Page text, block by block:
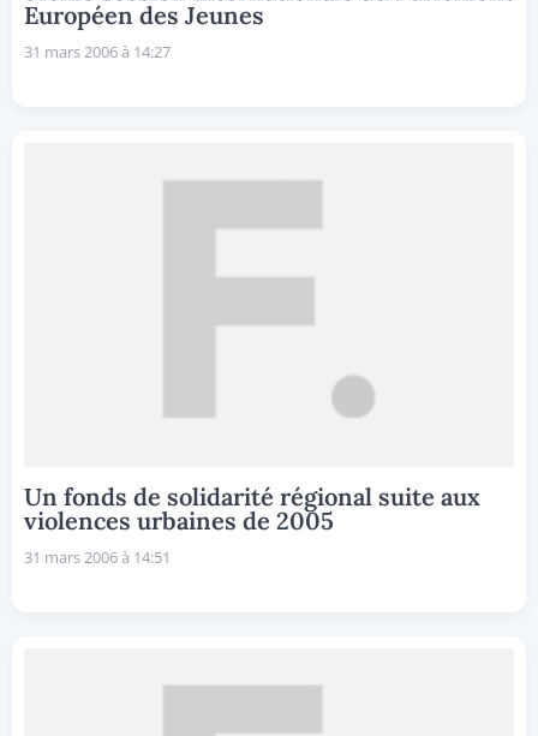
Européen des Jeunes
31 mars 2006 à 14:27
Un fonds de solidarité régional suite aux
violences urbaines de 2005
31 mars 2006 à 14:51